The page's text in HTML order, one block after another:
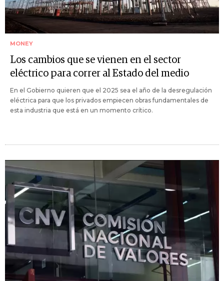
MONEY
Los cambios que se vienen en el sector
eléctrico para correr al Estado del medio
En el Gobierno quieren que el 2025 sea el año de la desregulación
eléctrica para que los privados empiecen obras fundamentales de
esta industria que está en un momento crítico.